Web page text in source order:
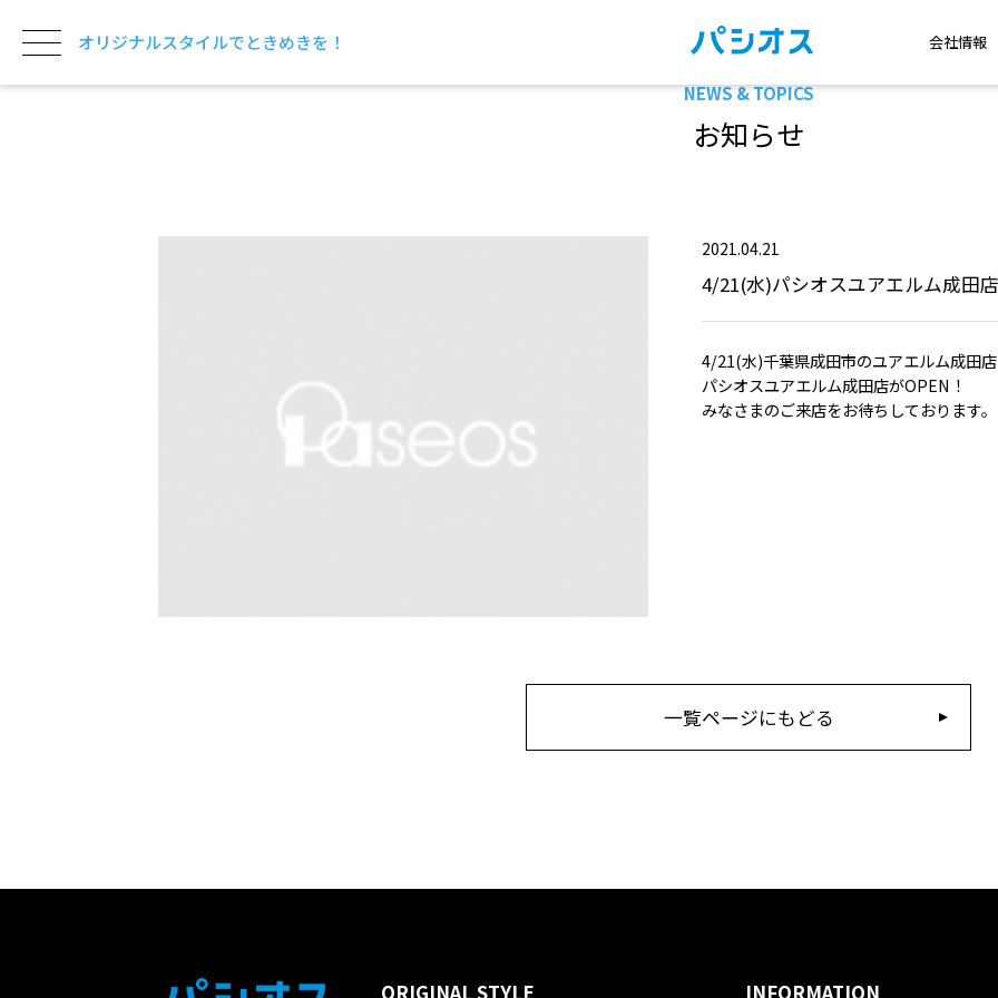
オリジナルスタイルでときめきを！ 会社情報
NEWS & TOPICS
お知らせ
2021.04.21
4/21(水)パシオスユアエルム成田店
4/21(水)千葉県成田市のユアエルム成田
パシオスユアエルム成田店がOPEN！
みなさまのご来店をお待ちしております。
一覧ページにもどる